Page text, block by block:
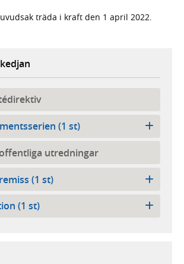
träda i kraft den 1 april 2022.
(1 st)
utredningar
(1 st)
(1 st)